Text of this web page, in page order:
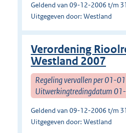
Geldend van 09-12-2006 t/m
Uitgegeven door: Westland
Verordening
Westland 2007
Regeling vervallen per 01-
Uitwerkingtredingdatum
Geldend van 09-12-2006 t/m
Uitgegeven door: Westland